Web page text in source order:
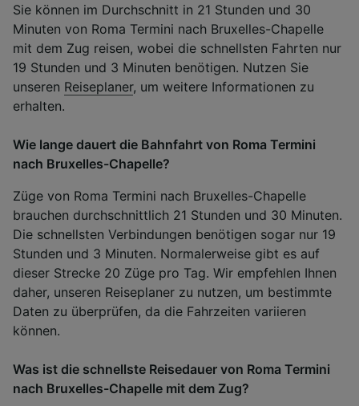
Sie können im Durchschnitt in 21 Stunden und 30
Minuten von Roma Termini nach Bruxelles-Chapelle
mit dem Zug reisen, wobei die schnellsten Fahrten nur
19 Stunden und 3 Minuten benötigen. Nutzen Sie
unseren Reiseplaner, um weitere Informationen zu
erhalten.
Wie lange dauert die Bahnfahrt von Roma Termini
nach Bruxelles-Chapelle?
Züge von Roma Termini nach Bruxelles-Chapelle
brauchen durchschnittlich 21 Stunden und 30 Minuten.
Die schnellsten Verbindungen benötigen sogar nur 19
Stunden und 3 Minuten. Normalerweise gibt es auf
dieser Strecke 20 Züge pro Tag. Wir empfehlen Ihnen
daher, unseren Reiseplaner zu nutzen, um bestimmte
Daten zu überprüfen, da die Fahrzeiten variieren
können.
Was ist die schnellste Reisedauer von Roma Termini
nach Bruxelles-Chapelle mit dem Zug?